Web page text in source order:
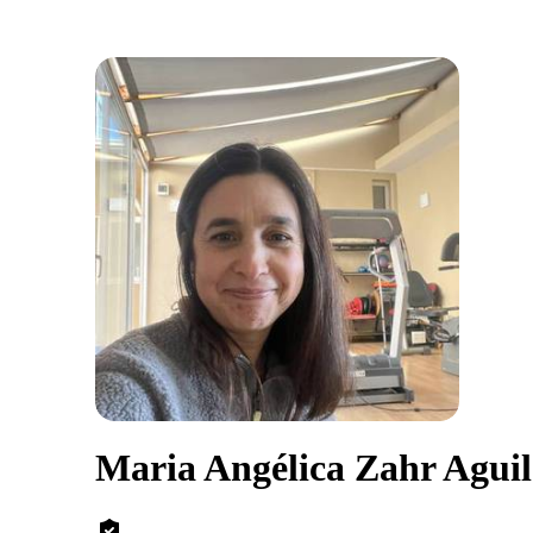
Maria Angélica Zahr